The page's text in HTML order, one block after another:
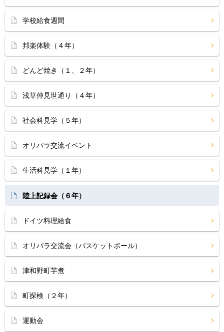
学校給食週間
邦楽体験（４年）
どんど焼き（１、２年）
浅草仲見世通り（４年）
社会科見学（５年）
オリパラ交流イベント
生活科見学（１年）
陸上記録会（６年）
ドイツ料理給食
オリパラ交流会（バスケットボール）
津和野町芋煮
町探検（２年）
運動会